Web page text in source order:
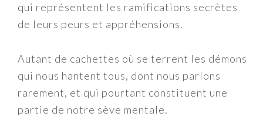
qui représentent les ramifications secrètes
de leurs peurs et appréhensions.
Autant de cachettes où se terrent les démons
qui nous hantent tous, dont nous parlons
rarement, et qui pourtant constituent une
partie de notre sève mentale.